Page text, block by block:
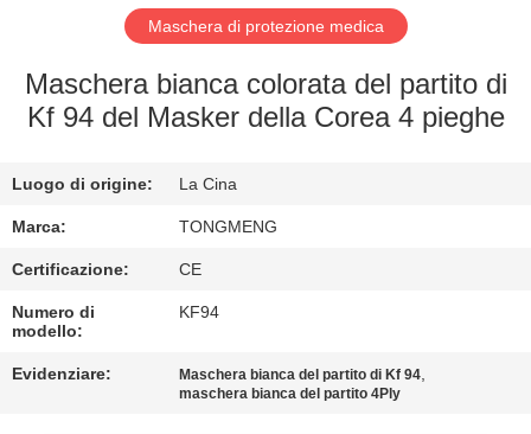
FABBRICA
DI
QUALITÀ
CONTATTICI
RICHIEDA
Maschera di protezione medica
Maschera bianca colorata del partito di
Kf 94 del Masker della Corea 4 pieghe
Luogo di origine: La Cina
Marca: TONGMENG
Certificazione: CE
Numero di
modello:
KF94
Evidenziare: Maschera bianca del partito di Kf 94,
maschera bianca del partito 4Ply